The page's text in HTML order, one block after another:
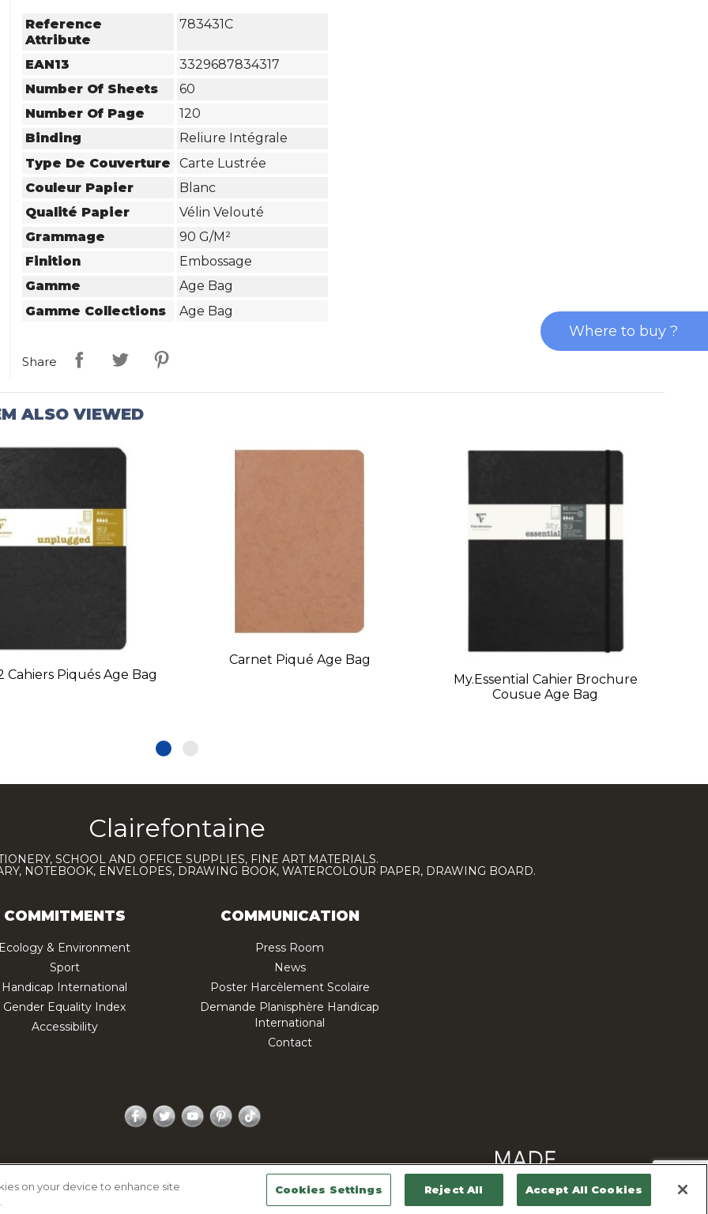
Reference
Attribute
783431C
EAN13
3329687834317
Number Of Sheets
60
Number Of Page
120
Binding
Reliure Intégrale
Type De Couverture
Carte Lustrée
Couleur Papier
Blanc
Qualité Papier
Vélin Velouté
Grammage
90 G/m²
Finition
Embossage
Gamme
Age Bag
Gamme Collections
Age Bag
Share
ALSO VIEWED
Cahiers Piqués Age Bag
Carnet Piqué Age Bag
My.Essential Cahier Brochure
Cousue Age Bag
Clairefontaine
SCHOOL AND OFFICE SUPPLIES, FINE ART MATERIALS.
NOTEBOOK, ENVELOPES, DRAWING BOOK, WATERCOLOUR PAPER, DRAWING BOARD.
COMMITMENTS
& Environment
Sport
Handicap International
Gender Equality Index
Accessibility
COMMUNICATION
Press Room
News
Poster Harcèlement Scolaire
Demande Planisphère Handicap
International
Contact
Facebook
TwitterYouTubePinterest
Contactez-nous
Where to buy ?
on your device to enhance site
Cookies Settings Reject All Accept All Cookies